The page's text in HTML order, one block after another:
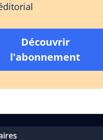
Découvrir
l'abonnement